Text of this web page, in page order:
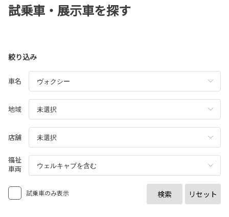
試乗車・展示車を探す
絞り込み
車名
地域
店舗
福祉
車両
試乗車のみ表示 検索 リセット